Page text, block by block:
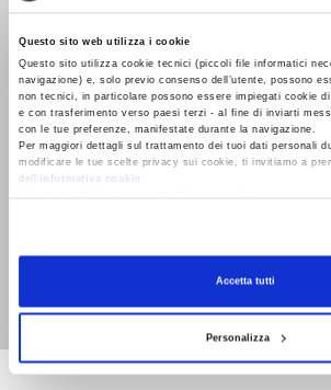
Questo sito web utilizza i cookie
Questo sito utilizza cookie tecnici (piccoli file informatici
navigazione) e, solo previo consenso dell’utente, possono
non tecnici, in particolare possono essere impiegati cookie
e con trasferimento verso paesi terzi - al fine di inviarti
con le tue preferenze, manifestate durante la navigazione.
Per maggiori dettagli sul trattamento dei tuoi dati personali
modificare le tue scelte privacy sui cookie, ti invitiamo a
dell’
informativa cookie
Accetta tutti
Personalizza
del Poitou, il magister calvinista
parigino coprono grande parte delle
sono altrettante stimolanti provocazioni
che propongono e nelle nuove teorie
loro carteggio costituisce un ampio
filosofico che si snoda attorno a nuclei
quali, ad esempio, lo studio del Fenomeno
soli, i dibattiti sulle coniche e sulle maree,
lettere svelano e nascondono,
insomma le variate forme della strategia
Formato 160.0 x 220.0
Legatura Cartonato con
Pagine 1680
In libreria da Novembre 2015
Ebook Disponibile
Jean-Robert Armogathe